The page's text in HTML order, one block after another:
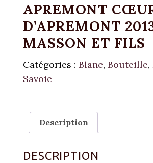
APREMONT
D’APREMONT
MASSON ET FILS
Catégories : Blanc, Bouteille,
Savoie
Description
DESCRIPTION